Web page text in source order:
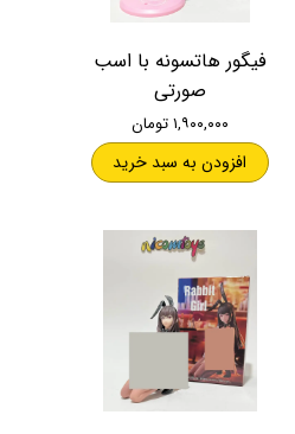
فیگور هاتسونه با اسب
صورتی
۱,۹۰۰,۰۰۰ تومان
افزودن به سبد خرید